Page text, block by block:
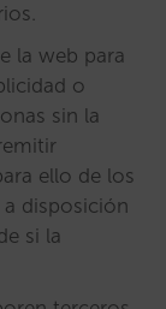
la web para
o
sin la
ello de los
disposición
si la